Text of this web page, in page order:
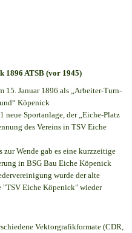
1896 ATSB (vor 1945)
15. Januar 1896 als „Arbeiter-Turn-
Köpenick
neue Sportanlage, der „Eiche-Platz
des Vereins in TSV Eiche
zur Wende gab es eine kurzzeitige
in BSG Bau Eiche Köpenick
wurde der alte
"TSV Eiche Köpenick" wieder
Vektorgrafikformate (CDR,